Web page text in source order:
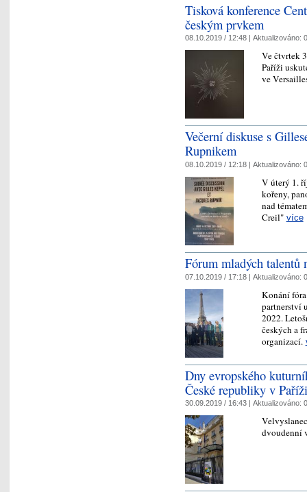
Tisková konference
českým prvkem
08.10.2019 / 12:48 | Aktualizováno:
Ve čtvrtek
Paříži
ve
Večerní diskuse s
Rupnikem
08.10.2019 / 12:18 | Aktualizováno:
V úterý 1.
kořeny,
nad
Creil" více
Fórum mladých talentů
07.10.2019 / 17:18 | Aktualizováno:
Konání
partnerství
2022.
českých a
organizací.
Dny evropského
České republiky v Paříži
30.09.2019 / 16:43 | Aktualizováno:
dvoudenní